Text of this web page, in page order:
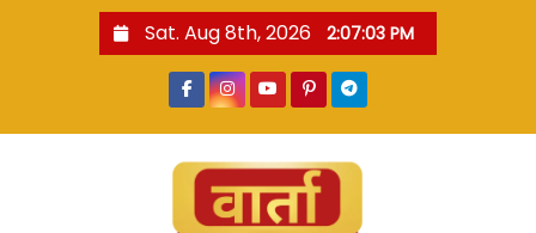
Sat. Aug 8th, 2026 2:07:04 PM